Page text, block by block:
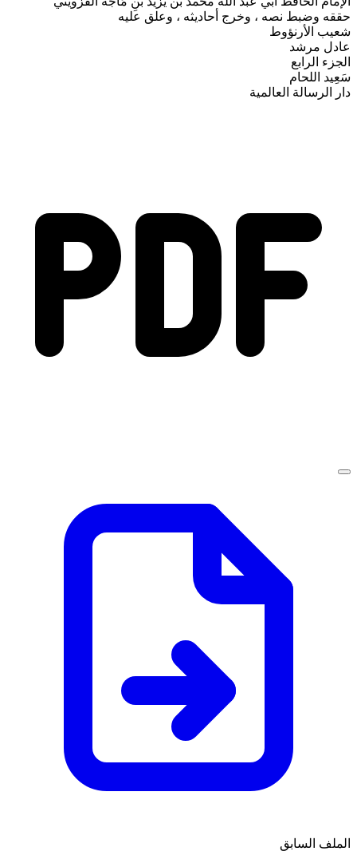
حققه وضبط نصه ، وخرج أحاديثه ، وعلق عليه
شعيب الأرنؤوط
عادل مرشد
الجزء الرابع
سَعِيد اللحام
دار الرسالة العالمية
الملف السابق